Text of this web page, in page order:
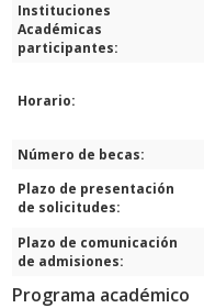
Instituciones
Académicas
participantes:
Horario:
Número de becas:
Plazo de presentación
de solicitudes:
Plazo de comunicación
de admisiones:
Programa académico